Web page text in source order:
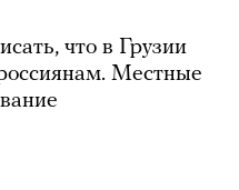
что в Грузии
Местные